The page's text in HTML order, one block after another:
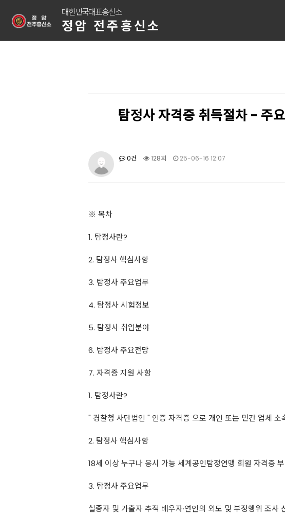
대한민국대표흥신소
정암 전주흥신소
탐정사 자격증 취득절차 - 주
0건 128회 25-06-16 12:07
※ 목차
1. 탐정사란?
2. 탐정사 핵심사항
3. 탐정사 주요업무
4. 탐정사 시험정보
5. 탐정사 취업분야
6. 탐정사 주요전망
7. 자격증 지원 사항
1. 탐정사란?
" 경찰청 사단법인 " 인증 자격증 으로 개인 또는 민간 업체
2. 탐정사 핵심사항
18세 이상 누구나 응시 가능 세계공인탐정연맹 회원 자격증
3. 탐정사 주요업무
실종자 및 가출자 추적 배우자·연인의 외도 및 부정행위 조